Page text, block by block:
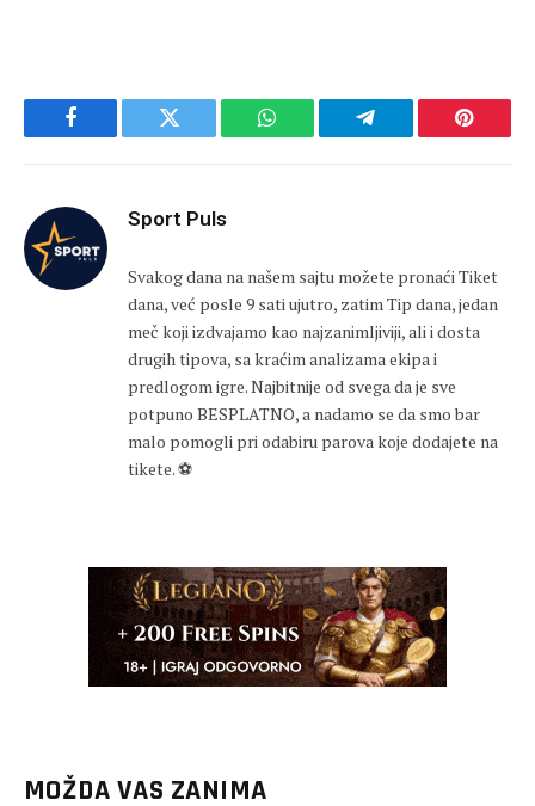
Facebook Twitter WhatsApp Telegram
Sport Puls
Svakog dana na našem sajtu možete pronaći Tiket
dana, već posle 9 sati ujutro, zatim Tip dana, jedan
meč koji izdvajamo kao najzanimljiviji, ali i dosta
drugih tipova, sa kraćim analizama ekipa i
predlogom igre. Najbitnije od svega da je sve
potpuno BESPLATNO, a nadamo se da smo bar
malo pomogli pri odabiru parova koje dodajete na
tikete. ⚽
MOŽDA VAS ZANIMA